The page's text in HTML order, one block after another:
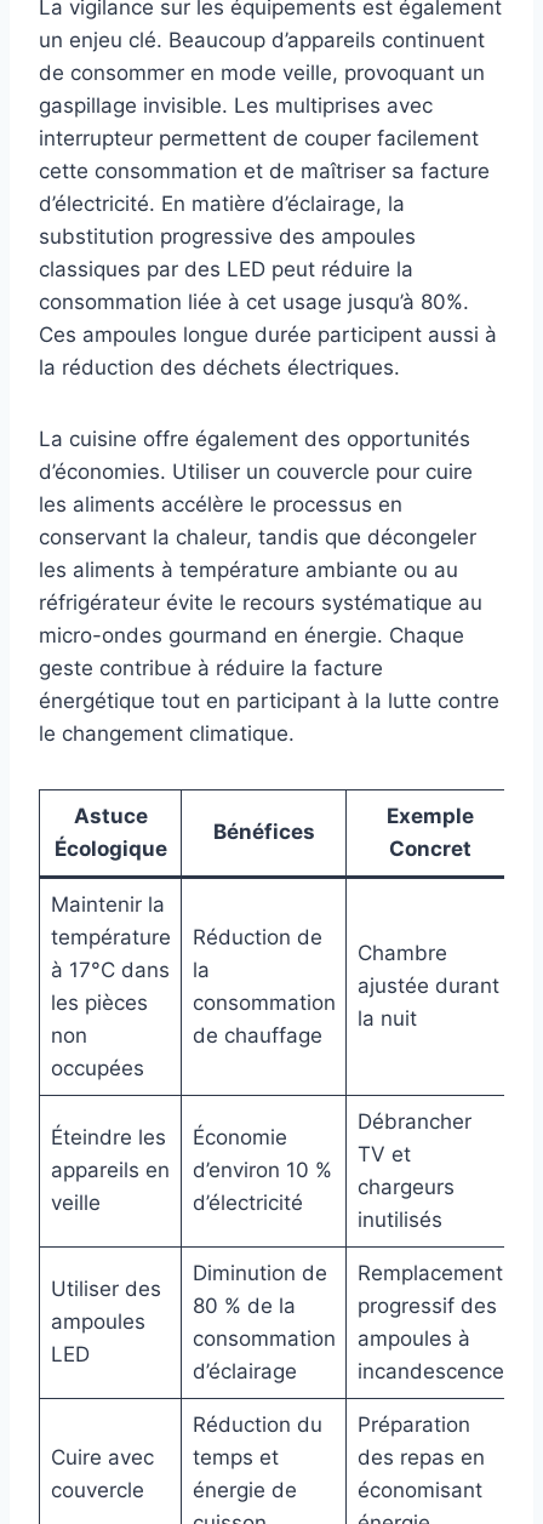
La vigilance sur les équipements est également
un enjeu clé. Beaucoup d’appareils continuent
de consommer en mode veille, provoquant un
gaspillage invisible. Les multiprises avec
interrupteur permettent de couper facilement
cette consommation et de maîtriser sa facture
d’électricité. En matière d’éclairage, la
substitution progressive des ampoules
classiques par des LED peut réduire la
consommation liée à cet usage jusqu’à 80%.
Ces ampoules longue durée participent aussi à
la réduction des déchets électriques.
La cuisine offre également des opportunités
d’économies. Utiliser un couvercle pour cuire
les aliments accélère le processus en
conservant la chaleur, tandis que décongeler
les aliments à température ambiante ou au
réfrigérateur évite le recours systématique au
micro-ondes gourmand en énergie. Chaque
geste contribue à réduire la facture
énergétique tout en participant à la lutte contre
le changement climatique.
Astuce
Écologique
Bénéfices
Exemple
Concret
Maintenir la
température
à 17°C dans
les pièces
non
occupées
Réduction de
la
consommation
de chauffage
Chambre
ajustée durant
la nuit
Éteindre les
appareils en
veille
Économie
d’environ 10 %
d’électricité
Débrancher
TV et
chargeurs
inutilisés
Utiliser des
ampoules
LED
Diminution de
80 % de la
consommation
d’éclairage
Remplacement
progressif des
ampoules à
incandescence
Cuire avec
couvercle
Réduction du
temps et
énergie de
Préparation
des repas en
économisant